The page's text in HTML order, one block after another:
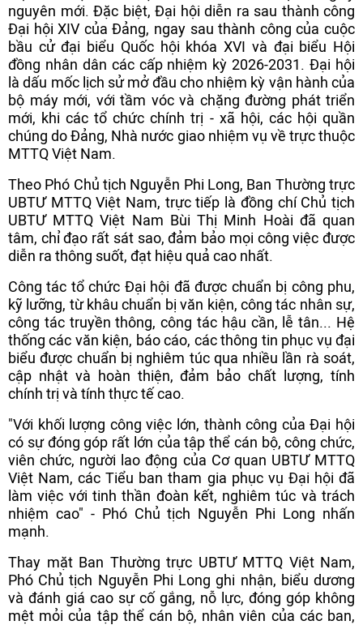
nguyên mới. Đặc biệt, Đại hội diễn ra sau thành công
Đại hội XIV của Đảng, ngay sau thành công của cuộc
bầu cử đại biểu Quốc hội khóa XVI và đại biểu Hội
đồng nhân dân các cấp nhiệm kỳ 2026-2031. Đại hội
là dấu mốc lịch sử mở đầu cho nhiệm kỳ vận hành của
bộ máy mới, với tầm vóc và chặng đường phát triển
mới, khi các tổ chức chính trị - xã hội, các hội quần
chúng do Đảng, Nhà nước giao nhiệm vụ về trực thuộc
MTTQ Việt Nam.
Theo Phó Chủ tịch Nguyễn Phi Long, Ban Thường trực
UBTƯ MTTQ Việt Nam, trực tiếp là đồng chí Chủ tịch
UBTƯ MTTQ Việt Nam Bùi Thị Minh Hoài đã quan
tâm, chỉ đạo rất sát sao, đảm bảo mọi công việc được
diễn ra thông suốt, đạt hiệu quả cao nhất.
Công tác tổ chức Đại hội đã được chuẩn bị công phu,
kỹ lưỡng, từ khâu chuẩn bị văn kiện, công tác nhân sự,
công tác truyền thông, công tác hậu cần, lễ tân... Hệ
thống các văn kiện, báo cáo, các thông tin phục vụ đại
biểu được chuẩn bị nghiêm túc qua nhiều lần rà soát,
cập nhật và hoàn thiện, đảm bảo chất lượng, tính
chính trị và tính thực tế cao.
"Với khối lượng công việc lớn, thành công của Đại hội
có sự đóng góp rất lớn của tập thể cán bộ, công chức,
viên chức, người lao động của Cơ quan UBTƯ MTTQ
Việt Nam, các Tiểu ban tham gia phục vụ Đại hội đã
làm việc với tinh thần đoàn kết, nghiêm túc và trách
nhiệm cao" - Phó Chủ tịch Nguyễn Phi Long nhấn
mạnh.
Thay mặt Ban Thường trực UBTƯ MTTQ Việt Nam,
Phó Chủ tịch Nguyễn Phi Long ghi nhận, biểu dương
và đánh giá cao sự cố gắng, nỗ lực, đóng góp không
mệt mỏi của tập thể cán bộ, nhân viên của các ban,